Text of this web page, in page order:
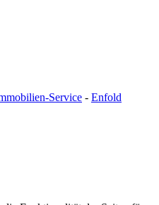
Service - Enfold